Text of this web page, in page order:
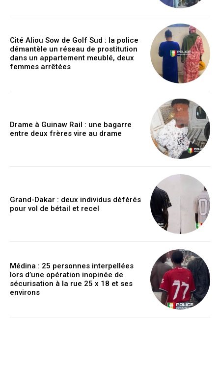
Cité Aliou Sow de Golf Sud : la police
démantèle un réseau de prostitution
dans un appartement meublé, deux
femmes arrêtées
Drame à Guinaw Rail : une bagarre
entre deux frères vire au drame
Grand-Dakar : deux individus déférés
pour vol de bétail et recel
Médina : 25 personnes interpellées
lors d’une opération inopinée de
sécurisation à la rue 25 x 18 et ses
environs